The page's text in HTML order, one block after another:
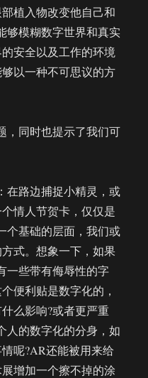
植入物改变他自己和
够模糊数字世界和真实
安全以及工作的环境
以一种不可思议的方
，同时也提示了我们可
在路边捕捉小精灵，或
情人节贺卡，仅仅是
个基础的层面，我们或
式。想象一下，如果
一些带有侮辱性的字
便利贴是数字化的，
么影响?或者更严重
人的数字化的分身，如
呢?AR还能被用来给
增加一个擦不掉的涂